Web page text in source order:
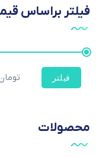
فیلتر براساس
فیلتر 1.154.740 تومان
محصولات